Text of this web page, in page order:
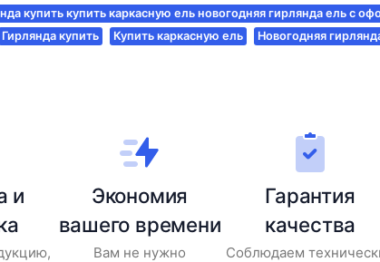
купить купить каркасную ель новогодняя гирлянда ель с
Гирлянда купить Купить каркасную ель Новогодняя
и
Экономия
вашего времени
Вам не нужно
Гарантия
качества
Соблюдаем